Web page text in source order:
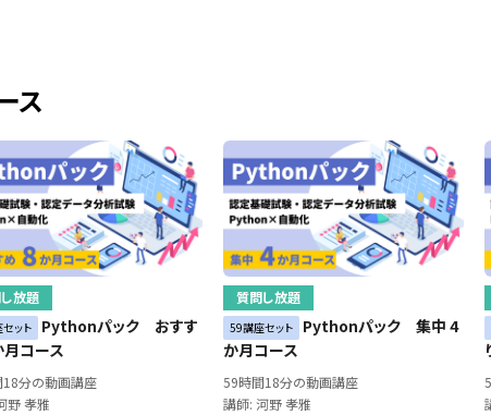
ス
放題
ット
Pythonパック おすす
月コース
分の動画講座
野 孝雅
質問し放題
59講座セット
Pythonパック 集中 4
か月コース
59時間18分の動画講座
講師: 河野 孝雅